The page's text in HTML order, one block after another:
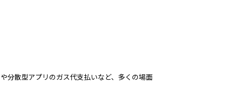
分散型アプリのガス代支払いなど、多くの場面